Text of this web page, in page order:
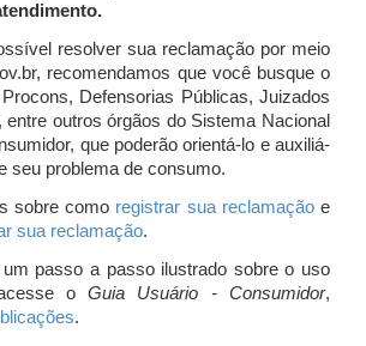
resolver sua reclamação por meio
recomendamos que você busque o
Defensorias Públicas, Juizados
outros órgãos do Sistema Nacional
que poderão orientá-lo e auxiliá-
seu problema de consumo.
sobre como registrar sua reclamaçãoe
sua reclamação.
passo a passo ilustrado sobre o uso
oGuia Usuário - Consumidor,
.